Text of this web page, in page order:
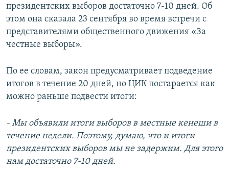
президентских выборов достаточно 7-10 дней. Об
этом она сказала 23 сентября во время встречи с
представителями общественного движения «За
честные выборы».
По ее словам, закон предусматривает подведение
итогов в течение 20 дней, но ЦИК постарается как
можно раньше подвести итоги:
- Мы объявили итоги выборов в местные кенеши в
течение недели. Поэтому, думаю, что и итоги
президентских выборов мы не задержим. Для этого
нам достаточно 7-10 дней.